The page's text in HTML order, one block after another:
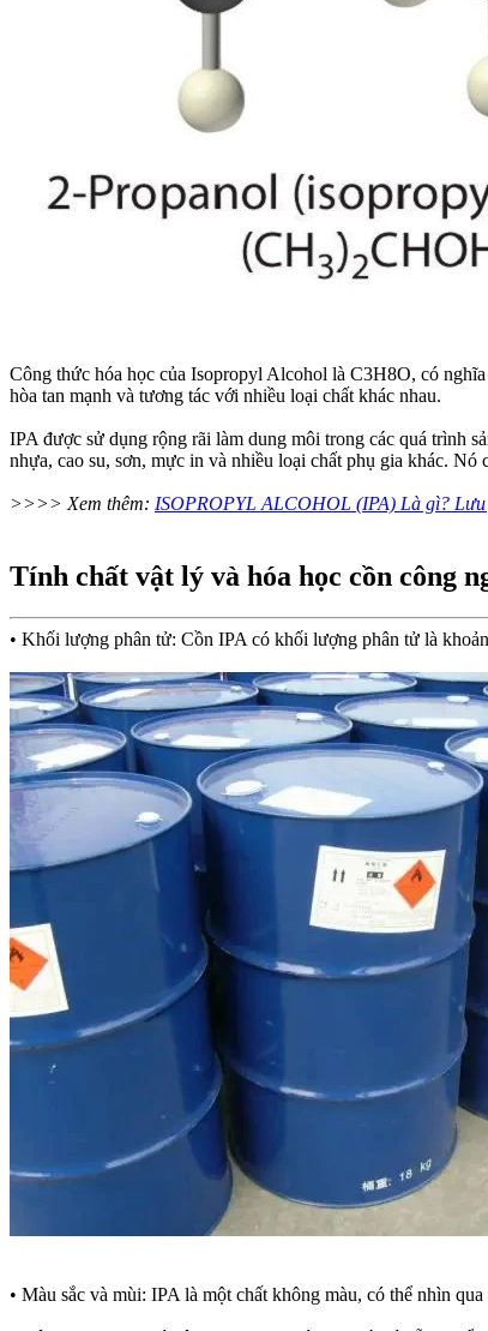
Công thức hóa học của Isopropyl Alcohol là C3H8O, có
hòa tan mạnh và tương tác với nhiều loại chất khác nhau.
IPA được sử dụng rộng rãi làm dung môi trong các quá trình
nhựa, cao su, sơn, mực in và nhiều loại chất phụ gia khác. Nó
>>>> Xem thêm: ISOPROPYL ALCOHOL (IPA) Là gì? Lưu
Tính chất vật lý và hóa học cồn công
• Khối lượng phân tử: Cồn IPA có khối lượng phân tử là
• Màu sắc và mùi: IPA là một chất không màu, có thể nhìn